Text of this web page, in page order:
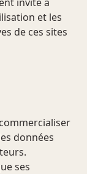
et les
de ces sites
données
ses